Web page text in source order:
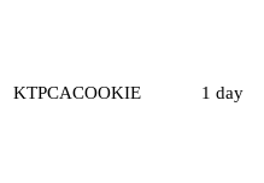
KTPCACOOKIE 1 day